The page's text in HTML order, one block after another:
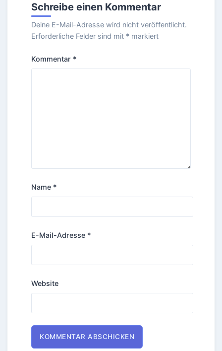
Schreibe einen Kommentar
Deine E-Mail-Adresse wird nicht veröffentlicht.
Erforderliche Felder sind mit * markiert
Kommentar *
Name *
E-Mail-Adresse *
Website